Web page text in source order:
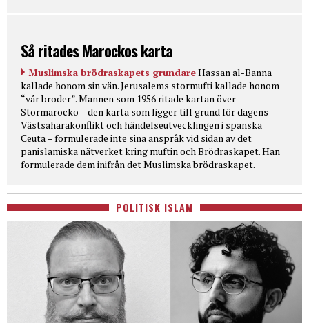
Så ritades Marockos karta
Muslimska brödraskapets grundareHassan al-Banna
kallade honom sin vän. Jerusalems stormufti kallade honom
“vår broder”. Mannen som 1956 ritade kartan över
Stormarocko – den karta som ligger till grund för dagens
Västsaharakonflikt och händelseutvecklingen i spanska
Ceuta – formulerade inte sina anspråk vid sidan av det
panislamiska nätverket kring muftin och Brödraskapet. Han
formulerade dem inifrån det Muslimska brödraskapet.
POLITISK ISLAM